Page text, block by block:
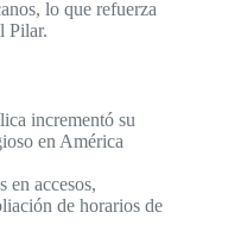
lo que refuerza
Pilar.
incrementó su
en América
en accesos,
de horarios de